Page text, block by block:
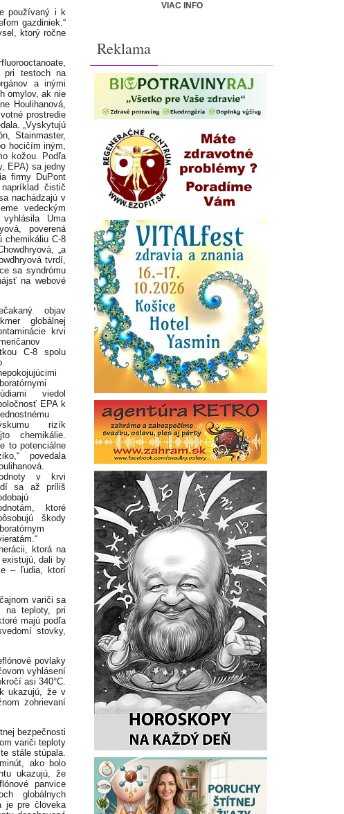
používaný i k
gazdiniek.“
ktorý ročne
pri testoch na
a inými
omylov, ak nie
Houlihanová,
prostredie
„Vyskytujú
Stainmaster,
hocičím iným,
kožou. Podľa
EPA) sa jedny
firmy DuPont
čistič
nachádzajú v
vedeckým
Uma
poverená
chemikáliu C-8
„a
tvrdí,
sa syndrómu
na webové
objav
globálnej
krvi
C-8 spolu
viedol
EPA k
rizík
chemikálie.
to potenciálne
povedala
v krvi
sa až príliš
ktoré
škody
ktorá na
dali by
– ľudia, ktorí
variči sa
na teploty, pri
majú podľa
stovky,
povlaky
vyhlásení
asi 340°C.
ukazujú, že v
zohrievaní
bezpečnosti
variči teploty
stále stúpala.
ako bolo
ukazujú, že
panvice
globálnych
je pre človeka
VIAC INFO
Reklama